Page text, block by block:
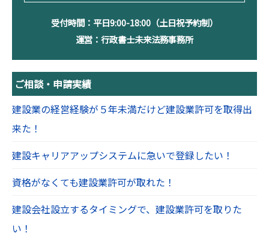
受付時間：平日9:00-18:00（土日祝予約制）
運営：行政書士未来法務事務所
ご相談・申請実績
建設業の経営経験が５年未満だけど建設業許可を取得出
来た！
建設キャリアアップシステムに急いで登録したい！
資格がなくても建設業許可が取れた！
建設会社設立するタイミングで、建設業許可を取りた
い！